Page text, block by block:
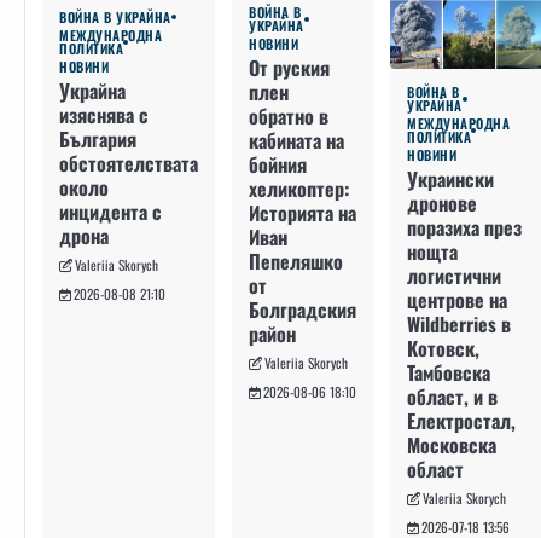
ВОЙНА В УКРАЙНА
МЕЖДУНАРОДНА
ПОЛИТИКА
НОВИНИ
Украйна
изяснява с
България
обстоятелствата
около
инцидента с
дрона
Valeriia Skorych
2026-08-08 21:10
ВОЙНА В
УКРАЙНА
НОВИНИ
От руския
плен
обратно в
кабината на
бойния
хеликоптер:
Историята на
Иван
Пепеляшко
от
Болградския
район
Valeriia Skorych
2026-08-06 18:10
ВОЙНА В
УКРАЙНА
МЕЖДУНАРОДНА
ПОЛИТИКА
НОВИНИ
Украински
дронове
поразиха през
нощта
логистични
центрове на
Wildberries в
Котовск,
Тамбовска
област, и в
Електростал,
Московска
област
Valeriia Skorych
2026-07-18 13:56